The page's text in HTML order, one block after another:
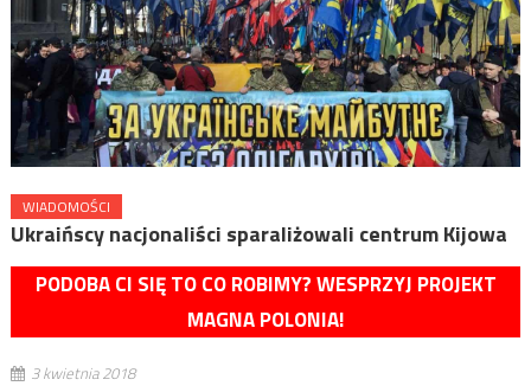
WIADOMOŚCI
Ukraińscy nacjonaliści sparaliżowali centrum Kijowa
PODOBA CI SIĘ TO CO ROBIMY? WESPRZYJ PROJEKT
MAGNA POLONIA!
3 kwietnia 2018